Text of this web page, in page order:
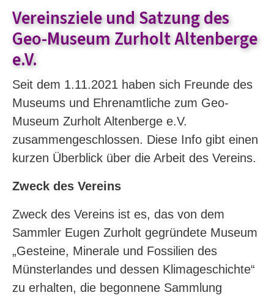
Vereinsziele und Satzung des
Geo-Museum Zurholt Altenberge
e.V.
Seit dem 1.11.2021 haben sich Freunde des
Museums und Ehrenamtliche zum Geo-
Museum Zurholt Altenberge e.V.
zusammengeschlossen. Diese Info gibt einen
kurzen Überblick über die Arbeit des Vereins.
Zweck des Vereins
Zweck des Vereins ist es, das von dem
Sammler Eugen Zurholt gegründete Museum
„Gesteine, Minerale und Fossilien des
Münsterlandes und dessen Klimageschichte“
zu erhalten, die begonnene Sammlung